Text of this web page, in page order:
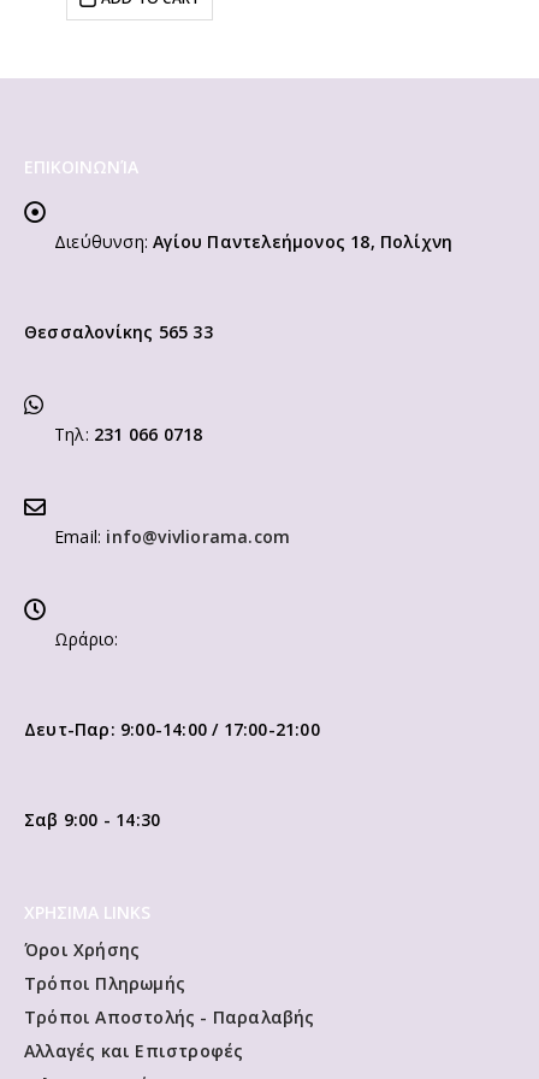
ΕΠΙΚΟΙΝΩΝΊΑ
Διεύθυνση: Αγίου Παντελεήμονος 18, Πολίχνη
Θεσσαλονίκης 565 33
Τηλ: 231 066 0718
Email: info@vivliorama.com
Ωράριο:
Δευτ-Παρ: 9:00-14:00 / 17:00-21:00
Σαβ 9:00 - 14:30
ΧΡΗΣΙΜΑ LINKS
Όροι Χρήσης
Τρόποι Πληρωμής
Τρόποι Αποστολής - Παραλαβής
Αλλαγές και Επιστροφές